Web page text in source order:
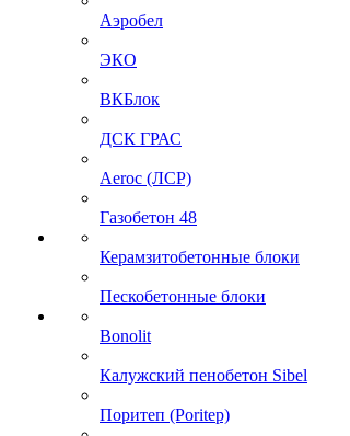
Аэробел
ЭКО
ВКБлок
ДСК ГРАС
Aeroc (ЛСР)
Газобетон 48
Керамзитобетонные блоки
Пескобетонные блоки
Bonolit
Калужский пенобетон Sibel
Поритеп (Poritep)